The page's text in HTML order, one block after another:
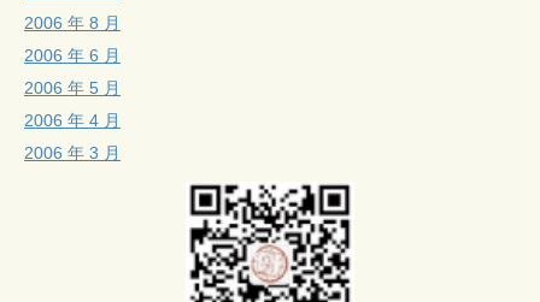
2006 年 8 月
2006 年 6 月
2006 年 5 月
2006 年 4 月
2006 年 3 月